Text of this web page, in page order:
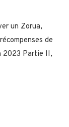
un Zorua,
de
2023 Partie II,